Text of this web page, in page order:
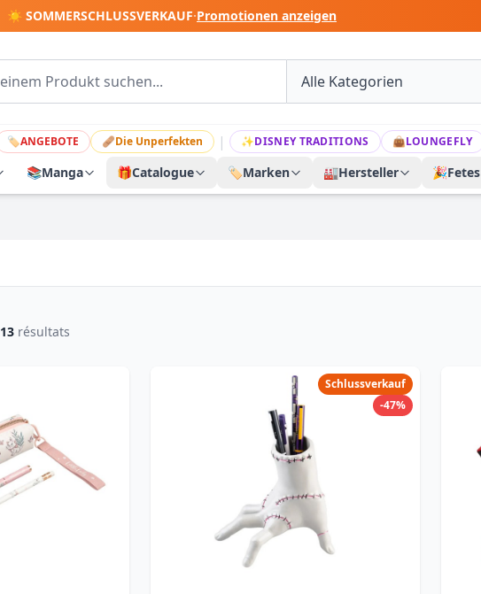
☀️ SOMMERSCHLUSSVERKAUF·Promotionen anzeigen
🏷ANGEBOTE 🩹Die Unperfekten | ✨DISNEY TRADITIONS 👜LOUNGEFLY
📚Manga 🎁Catalogue 🏷️Marken 🏭Hersteller 🎉Fetes
13 résultats
Schlussverkauf
-47%